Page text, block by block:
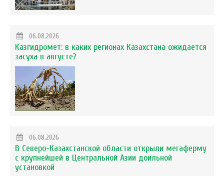
06.08.2026
Казгидромет: в каких регионах Казахстана ожидается
засуха в августе?
06.08.2026
В Северо-Казахстанской области открыли мегаферму
с крупнейшей в Центральной Азии доильной
установкой